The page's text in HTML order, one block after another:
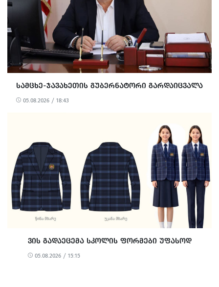
ᲡᲐᲛᲪᲮᲔ-ᲯᲐᲕᲐᲮᲔᲗᲘᲡ ᲒᲣᲑᲔᲠᲜᲐᲢᲝᲠᲘ ᲒᲐᲠᲓᲐᲘᲪᲕᲐᲚᲐ
05.08.2026 / 18:43
ᲕᲘᲡ ᲒᲐᲓᲐᲔᲪᲔᲛᲐ ᲡᲙᲝᲚᲘᲡ ᲤᲝᲠᲛᲔᲑᲘ ᲣᲤᲐᲡᲝᲓ
05.08.2026 / 15:15